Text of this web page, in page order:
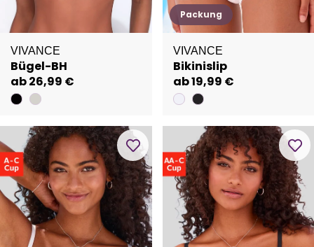
VIVANCE
Bügel-BH
ab 26,99 €
Packung
VIVANCE
Bikinislip
ab 19,99 €